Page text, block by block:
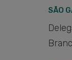
SÃO